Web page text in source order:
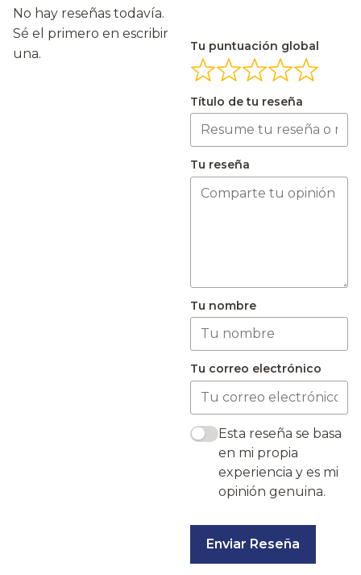
No hay reseñas todavía.
Sé el primero en escribir
una.
Tu puntuación global
Título de tu reseña
Tu reseña
Tu nombre
Tu correo electrónico
Esta reseña se basa
en mi propia
experiencia y es mi
opinión genuina.
Enviar Reseña